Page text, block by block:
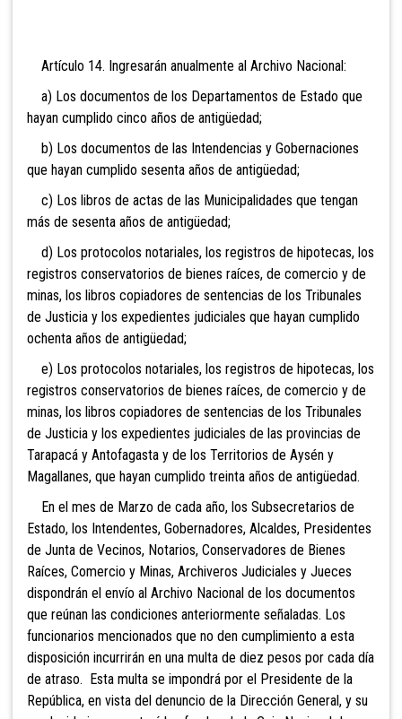
Artículo 14. Ingresarán anualmente al Archivo Nacional:
a) Los documentos de los Departamentos de Estado que
hayan cumplido cinco años de antigüedad;
b) Los documentos de las Intendencias y Gobernaciones
que hayan cumplido sesenta años de antigüedad;
c) Los libros de actas de las Municipalidades que tengan
más de sesenta años de antigüedad;
d) Los protocolos notariales, los registros de hipotecas, los
registros conservatorios de bienes raíces, de comercio y de
minas, los libros copiadores de sentencias de los Tribunales
de Justicia y los expedientes judiciales que hayan cumplido
ochenta años de antigüedad;
e) Los protocolos notariales, los registros de hipotecas, los
registros conservatorios de bienes raíces, de comercio y de
minas, los libros copiadores de sentencias de los Tribunales
de Justicia y los expedientes judiciales de las provincias de
Tarapacá y Antofagasta y de los Territorios de Aysén y
Magallanes, que hayan cumplido treinta años de antigüedad.
En el mes de Marzo de cada año, los Subsecretarios de
Estado, los Intendentes, Gobernadores, Alcaldes, Presidentes
de Junta de Vecinos, Notarios, Conservadores de Bienes
Raíces, Comercio y Minas, Archiveros Judiciales y Jueces
dispondrán el envío al Archivo Nacional de los documentos
que reúnan las condiciones anteriormente señaladas. Los
funcionarios mencionados que no den cumplimiento a esta
disposición incurrirán en una multa de diez pesos por cada día
de atraso. Esta multa se impondrá por el Presidente de la
República, en vista del denuncio de la Dirección General, y su